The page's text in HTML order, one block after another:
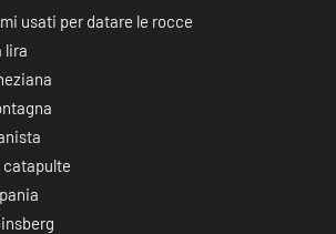
usati per datare le rocce
lira
catapulte